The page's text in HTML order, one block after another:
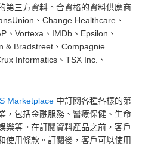
第三方資料。合資格的資料供應商
、Change Healthcare、
、Vortexa、IMDb、Epsilon、
& Bradstreet、Compagnie
Informatics、TSX Inc.、
Marketplace 中訂閱各種各樣的第
，包括金融服務、醫療保健、生命
樂等。在訂閱資料產品之前，客戶
使用條款。訂閱後，客戶可以使用